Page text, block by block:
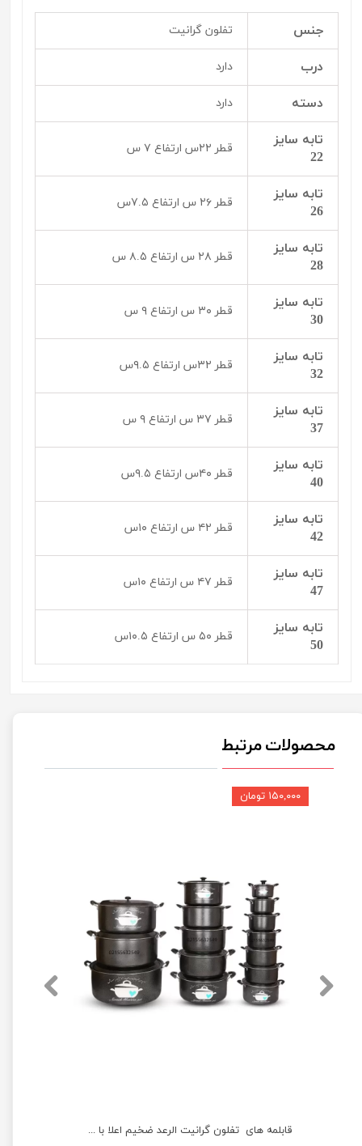
جنس تفلون گرانیت
درب دارد
دسته دارد
تابه سایز
22
قطر ۲۲س ارتفاع ۷ س
تابه سایز
26
قطر ۲۶ س ارتفاع ۷.۵س
تابه سایز
28
قطر ۲۸ س ارتفاع ۸.۵ س
تابه سایز
30
قطر ۳۰ س ارتفاع ۹ س
تابه سایز
32
قطر ۳۲س ارتفاع ۹.۵س
تابه سایز
37
قطر ۳۷ س ارتفاع ۹ س
تابه سایز
40
قطر ۴۰س ارتفاع ۹.۵س
تابه سایز
42
قطر ۴۲ س ارتفاع ۱۰س
تابه سایز
47
قطر ۴۷ س ارتفاع ۱۰س
تابه سایز
50
قطر ۵۰ س ارتفاع ۱۰.۵س
محصولات مرتبط
قابلمه های تفلون گرانیت الرعد ضخیم اعلا با درب فلزی
۱۵۰,۰۰۰ تومان